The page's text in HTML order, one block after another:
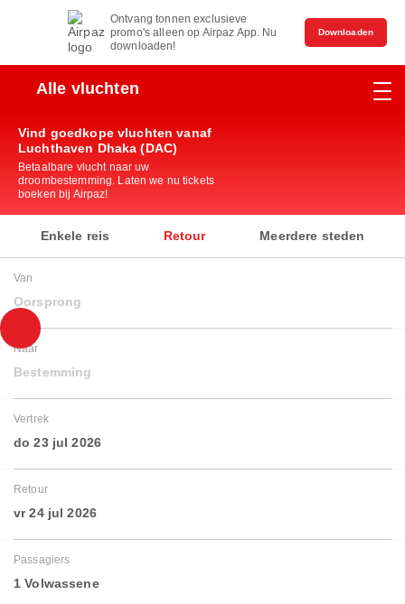
Ontvang tonnen exclusieve
promo's alleen op Airpaz App. Nu
downloaden!
Downloaden
Alle vluchten
Vind goedkope vluchten vanaf
Luchthaven Dhaka (DAC)
Betaalbare vlucht naar uw
droombestemming. Laten we nu tickets
boeken bij Airpaz!
Enkele reis Retour Meerdere steden
Van
Oorsprong
Naar
Bestemming
Vertrek
do 23 jul 2026
Retour
vr 24 jul 2026
Passagiers
1 Volwassene